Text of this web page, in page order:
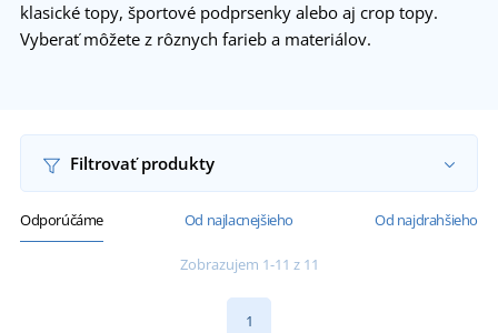
klasické topy, športové podprsenky alebo aj crop topy.
Vyberať môžete z rôznych farieb a materiálov.
Filtrovať produkty
Odporúčáme Od najlacnejšieho Od najdrahšieho
Zobrazujem 1-11 z 11
1